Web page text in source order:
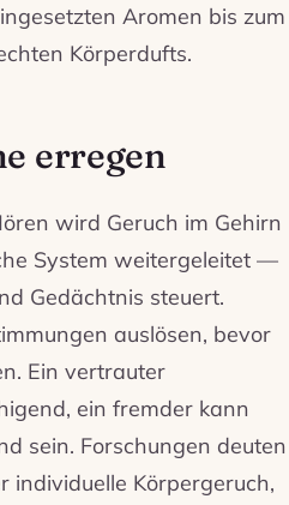
Aromen bis zum
Körperdufts.
erregen
wird Geruch im Gehirn
System weitergeleitet —
Gedächtnis steuert.
auslösen, bevor
Ein vertrauter
ein fremder kann
sein. Forschungen deuten
individuelle Körpergeruch,